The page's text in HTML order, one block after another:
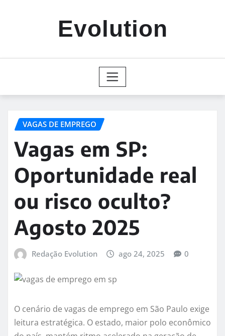
Evolution
VAGAS DE EMPREGO
Vagas em SP:
Oportunidade real
ou risco oculto?
Agosto 2025
Redação Evolution ago 24, 2025 0
O cenário de vagas de emprego em São Paulo exige
leitura estratégica. O estado, maior polo econômico